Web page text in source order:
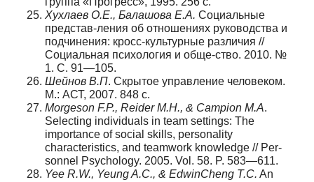
Хухлаев О.Е., Балашова Е.А. Социальные
представ-ления об отношениях руководства и
подчинения: кросс-культурные различия //
Социальная психология и обще-ство. 2010. №
1. С. 91—105.
Шейнов В.П. Скрытое управление человеком.
М.: АСТ, 2007. 848 с.
Morgeson F.P., Reider M.H., & Campion M.A.
Selecting individuals in team settings: The
importance of social skills, personality
characteristics, and teamwork knowledge // Per-
sonnel Psychology. 2005. Vol. 58. P. 583—611.
Yee R.W., Yeung A.C., & EdwinCheng T.C. An